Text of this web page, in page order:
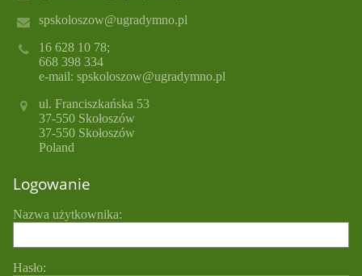
spskoloszow@ugradymno.pl
16 628 10 78;
668 398 334
e-mail: spskoloszow@ugradymno.pl
ul. Franciszkańska 53
37-550 Skołoszów
37-550 Skołoszów
Poland
Logowanie
Nazwa użytkownika:
Hasło: